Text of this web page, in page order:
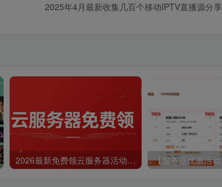
2025年4月最新收集几百个移动IPTV直播源分享
2026最新免费领云服务器活动，还能流量变现